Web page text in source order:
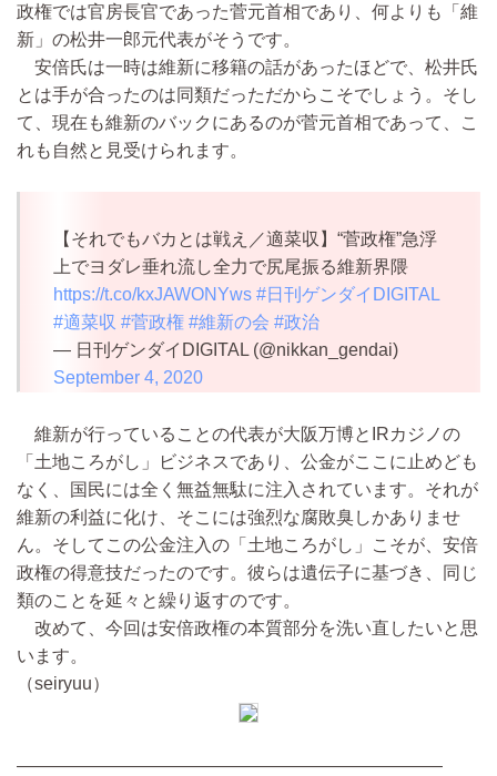
政権では官房長官であった菅元首相であり、何よりも「維
新」の松井一郎元代表がそうです。
安倍氏は一時は維新に移籍の話があったほどで、松井氏
とは手が合ったのは同類だっただからこそでしょう。そし
て、現在も維新のバックにあるのが菅元首相であって、こ
れも自然と見受けられます。
【それでもバカとは戦え／適菜収】“菅政権”急浮
上でヨダレ垂れ流し全力で尻尾振る維新界隈
https://t.co/kxJAWONYws #日刊ゲンダイDIGITAL
#適菜収 #菅政権 #維新の会 #政治
— 日刊ゲンダイDIGITAL (@nikkan_gendai)
September 4, 2020
維新が行っていることの代表が大阪万博とIRカジノの
「土地ころがし」ビジネスであり、公金がここに止めども
なく、国民には全く無益無駄に注入されています。それが
維新の利益に化け、そこには強烈な腐敗臭しかありませ
ん。そしてこの公金注入の「土地ころがし」こそが、安倍
政権の得意技だったのです。彼らは遺伝子に基づき、同じ
類のことを延々と繰り返すのです。
改めて、今回は安倍政権の本質部分を洗い直したいと思
います。
（seiryuu）
————————————————————————